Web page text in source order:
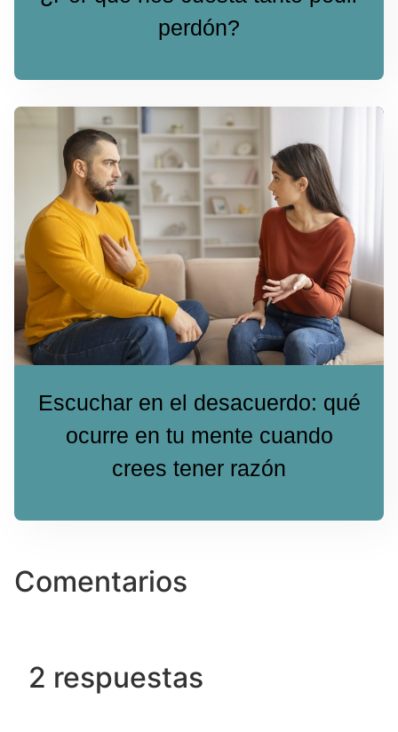
perdón?
Escuchar en el desacuerdo: qué
ocurre en tu mente cuando
crees tener razón
Comentarios
2 respuestas